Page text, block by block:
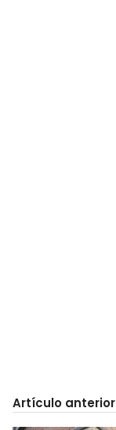
Artículo anterior